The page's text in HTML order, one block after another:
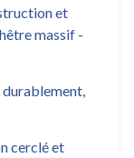
et
massif -
cerclé et